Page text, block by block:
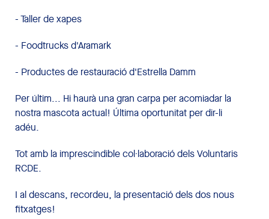
- Taller de xapes
- Foodtrucks d'Aramark
- Productes de restauració d'Estrella Damm
Per últim... Hi haurà una gran carpa per acomiadar la
nostra mascota actual! Última oportunitat per dir-li
adéu.
Tot amb la imprescindible col·laboració dels Voluntaris
RCDE.
I al descans, recordeu, la presentació dels dos nous
fitxatges!